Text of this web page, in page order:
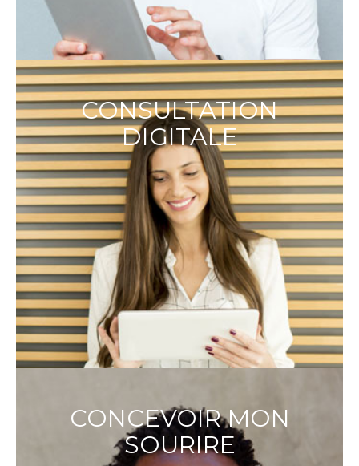
CONSULTATION
DIGITALE
CONCEVOIR MON
SOURIRE